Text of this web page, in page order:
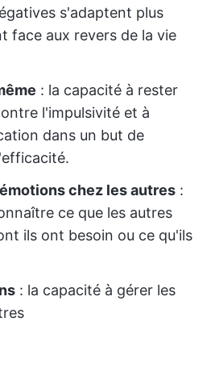
s'adaptent plus
face aux revers de la vie
: la capacité à rester
l'impulsivité et à
dans un but de
chez les autres :
ce que les autres
ils ont besoin ou ce qu'ils
: la capacité à gérer les